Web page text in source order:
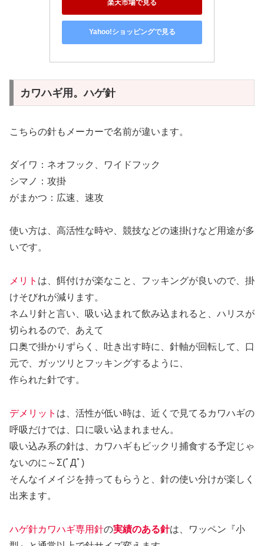
楽天市場で見る
Yahoo!ショッピングで見る
カワハギ用。ハゲ針
こちらの針もメーカーで名前が違います。
ダイワ：ネオフック、ワイドフック
シマノ：攻掛
がまかつ：広速、速攻
使い方は、高活性な時や、競技などの速掛けなど用途が多
いです。
メリト は、餌付けが楽なこと、フッキングが良いので、掛
けそびれが減ります。
ネムリ針と言い、吸い込まれて飲み込まれると、ハリスが
切られるので、あえて
口奥で掛かりずらく、吐き出す時に、針軸が回転して、口
元で、ガッツリとフッキングするように、
作られた針です。
デメリット は、活性が低い時は、近くで見てるカワハギの
呼吸だけでは、口に吸い込まれません。
吸い込み系の針は、カワハギもビックリ捕食する予定じゃ
ないのに～Σ(ﾟДﾟ)
そんなイメイジを持ってもらうと、針の使い分けが楽しく
出来ます。
ハゲ針カワハギ専用針の実績のある針は、ワッペン『小